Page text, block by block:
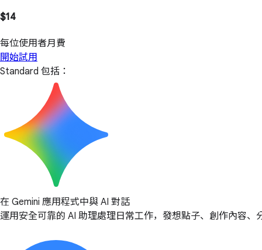
$14
每位使用者月費
開始試用
Standard 包括：
在 Gemini 應用程式中與 AI 對話
運用安全可靠的 AI 助理處理日常工作，發想點子、創作內容、